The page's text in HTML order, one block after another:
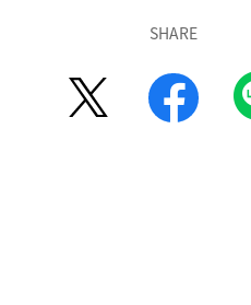
SHARE